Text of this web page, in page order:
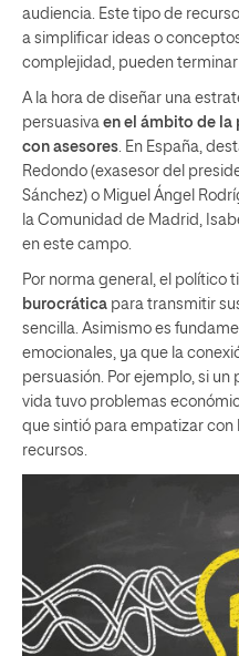
audiencia. Este tipo de
a simplificar ideas o
complejidad, pueden
A la hora de diseñar una
persuasiva en el ámbito de
con asesores. En España,
Redondo (exasesor del
Sánchez) o Miguel Ángel
la Comunidad de Madrid,
en este campo.
Por norma general, el político
burocrática para transmitir
sencilla. Asimismo es
emocionales, ya que la
persuasión. Por ejemplo, si
vida tuvo problemas
que sintió para empatizar con
recursos.